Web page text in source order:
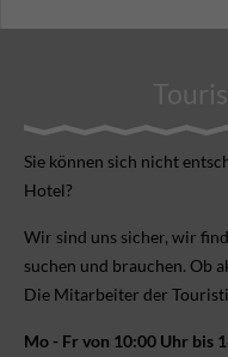
Sie können sich nicht
Hotel?
Wir sind uns sicher, wir
suchen und brauchen. Ob
Die Mitarbeiter der
Mo - Fr von 10:00 Uhr bis